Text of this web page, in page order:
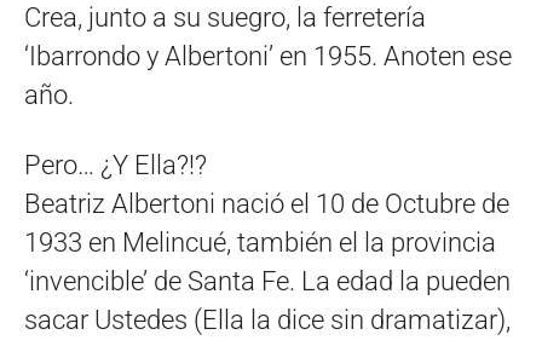
Crea, junto a su suegro, la ferretería
‘Ibarrondo y Albertoni’ en 1955. Anoten ese
año.
Pero… ¿Y Ella?!?
Beatriz Albertoni nació el 10 de Octubre de
1933 en Melincué, también el la provincia
‘invencible’ de Santa Fe. La edad la pueden
sacar Ustedes (Ella la dice sin dramatizar),